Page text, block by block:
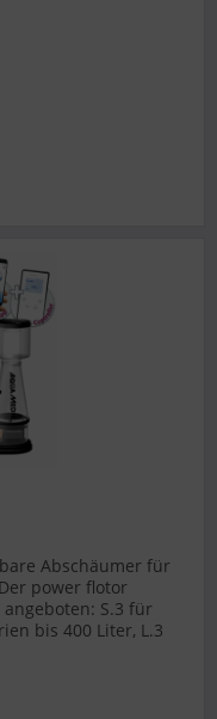
Abschäumer für
power flotor
S.3 für
bis 400 Liter, L.3